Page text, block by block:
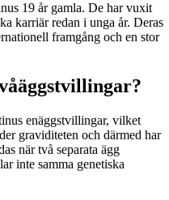
19 år gamla. De har vuxit
karriär redan i unga år. Deras
framgång och en stor
enäggstvillingar, vilket
graviditeten och därmed har
när två separata ägg
inte samma genetiska